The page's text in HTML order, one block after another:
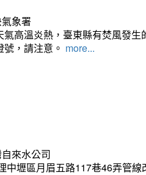
象署
高溫炎熱，臺東縣有焚風發
，請注意。 more...
來水公司
中壢區月眉五路117巷46弄管